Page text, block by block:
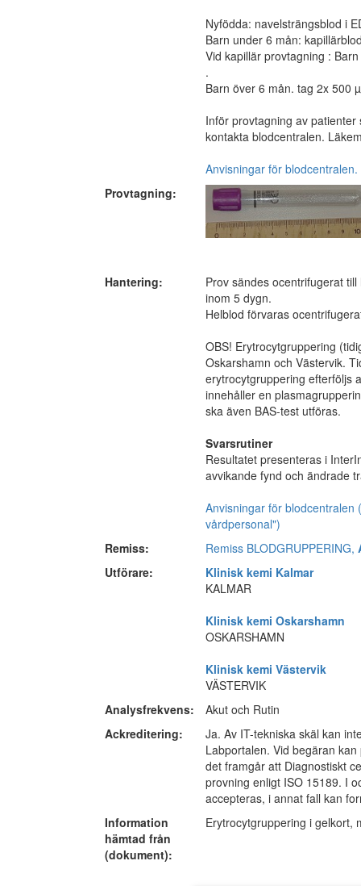
Nyfödda: navelsträngsblod i
Barn under 6 mån:
Vid kapillär provtagning :
.
Barn över 6 mån. tag 2x 500
Inför provtagning av
kontakta blodcentralen.
Anvisningar för
Provtagning:
Hantering:
Prov sändes ocentrifugerat
inom 5 dygn.
Helblod förvaras
OBS! Erytrocytgruppering
Oskarshamn och Västervik.
erytrocytgruppering efterföljs
innehåller en
ska även BAS-test utföras.
Svarsrutiner
Resultatet presenteras i
avvikande fynd och ändrade
Anvisningar för blodcentralen
vårdpersonal")
Remiss:
Remiss BLODGRUPPERING,
Utförare:
Klinisk kemi Kalmar
KALMAR
Klinisk kemi Oskarshamn
OSKARSHAMN
Klinisk kemi Västervik
VÄSTERVIK
Analysfrekvens:
Akut och Rutin
Ackreditering:
Ja. Av IT-tekniska skäl kan
Labportalen. Vid begäran
det framgår att Diagnostiskt
provning enligt ISO 15189. I
accepteras, i annat fall kan
Information
hämtad från
(dokument):
Erytrocytgruppering i